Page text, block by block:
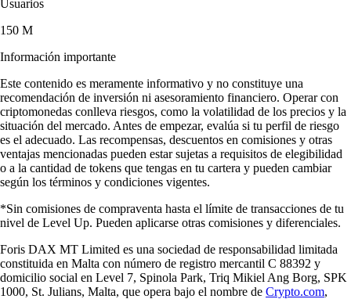
Usuarios
150 M
Información importante
Este contenido es meramente informativo y no constituye una
recomendación de inversión ni asesoramiento financiero. Operar con
criptomonedas conlleva riesgos, como la volatilidad de los precios y la
situación del mercado. Antes de empezar, evalúa si tu perfil de riesgo
es el adecuado. Las recompensas, descuentos en comisiones y otras
ventajas mencionadas pueden estar sujetas a requisitos de elegibilidad
o a la cantidad de tokens que tengas en tu cartera y pueden cambiar
según los términos y condiciones vigentes.
*Sin comisiones de compraventa hasta el límite de transacciones de tu
nivel de Level Up. Pueden aplicarse otras comisiones y diferenciales.
Foris DAX MT Limited es una sociedad de responsabilidad limitada
constituida en Malta con número de registro mercantil C 88392 y
domicilio social en Level 7, Spinola Park, Triq Mikiel Ang Borg, SPK
1000, St. Julians, Malta, que opera bajo el nombre de Crypto.com,